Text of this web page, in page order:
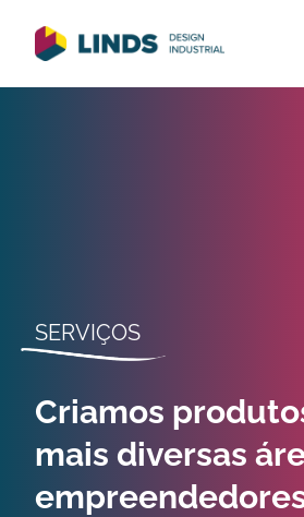
SERVIÇOS
Criamos
mais diversas